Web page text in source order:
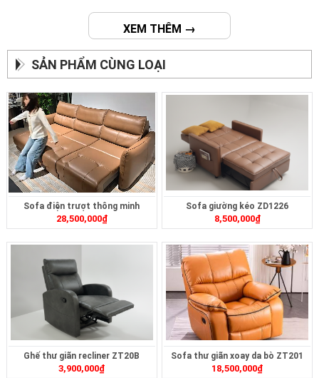
XEM THÊM →
SẢN PHẨM CÙNG LOẠI
Sofa điện trượt thông minh
ZT2628
28,500,000₫
Sofa giường kéo ZD1226
8,500,000₫
Ghế thư giãn recliner ZT20B
3,900,000₫
Sofa thư giãn xoay da bò ZT201
18,500,000₫